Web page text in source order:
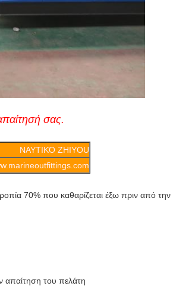
σας.
ΝΑΥΤΙΚΌ ZHIYOU
70% που καθαρίζεται έξω πριν από την
απαίτηση του πελάτη